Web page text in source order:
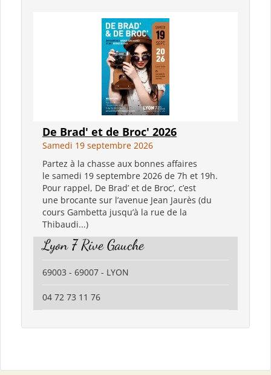
De Brad' et de Broc' 2026
Samedi 19 septembre 2026
Partez à la chasse aux bonnes affaires
le samedi 19 septembre 2026 de 7h et 19h.
Pour rappel, De Brad’ et de Broc’, c’est
une brocante sur l’avenue Jean Jaurès (du
cours Gambetta jusqu’à la rue de la
Thibaudi...)
Lyon 7 Rive Gauche
69003 - 69007 - LYON
04 72 73 11 76